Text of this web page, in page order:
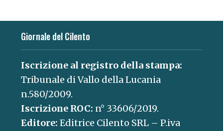
Giornale del Cilento
Iscrizione al registro della stampa:
Tribunale di Vallo della Lucania
n.580/2009.
Iscrizione ROC: n° 33606/2019.
Editore: Editrice Cilento SRL – P.iva